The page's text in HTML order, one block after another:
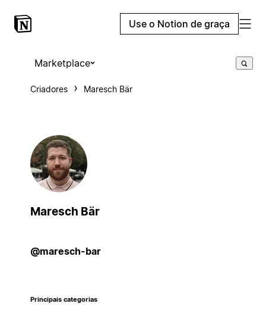
Use o Notion de graça
Marketplace
Criadores Maresch Bär
Maresch Bär
@maresch-bar
Principais categorias